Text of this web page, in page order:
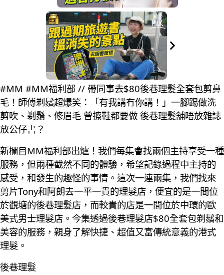
#MM #MM福利部 // 帶同事去$80後巷理髮全套包剪鼻
毛！師傅剃鬚超爆笑：「有我講冇你講！」一腳踢做洗
剪吹、剃鬚、修眉毛 曾擦鞋都要做 後巷理髮舖唔放雜誌
放公仔書？
新欄目MM福利部出爐！我們每集會找兩個主持享受一種
服務，但兩種截然不同的體驗，希望記錄過程中主持的
感受，和發生的趣怪的事情。這次一連兩集，我們找來
剪片Tony和阿朗去一平一貴的理髮店，便宜的是一間位
於觀塘的後巷理髮店，而較貴的店是一間位於中環的歐
美式男士理髮店。今集透過後巷理髮店$80全套包剃鬚和
美容的服務，親身了解快捷、超值又富傳統意義的港式
理髮。
後巷理髮